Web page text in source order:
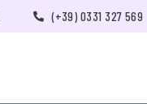
(+39) 0331 327 569